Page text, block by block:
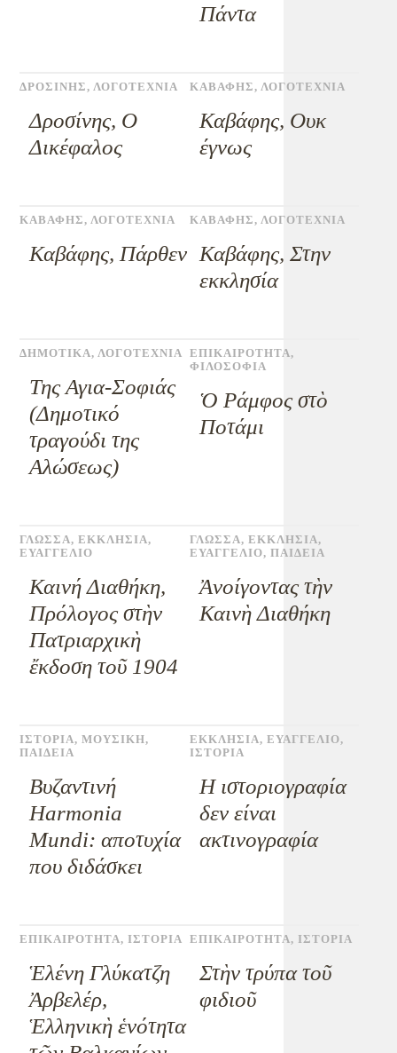
Πάντα
ΔΡΟΣΙΝΗΣ,ΛΟΓΟΤΕΧΝΙΑ
Δροσίνης, Ο
Δικέφαλος
ΚΑΒΑΦΗΣ, ΛΟΓΟΤΕΧΝΙΑ
Καβάφης, Ουκ
έγνως
ΚΑΒΑΦΗΣ,ΛΟΓΟΤΕΧΝΙΑ
Καβάφης, Πάρθεν
ΚΑΒΑΦΗΣ, ΛΟΓΟΤΕΧΝΙΑ
Καβάφης, Στην
εκκλησία
ΔΗΜΟΤΙΚΑ,ΛΟΓΟΤΕΧΝΙΑ
Της Αγια-Σοφιάς
(Δημοτικό
τραγούδι της
Αλώσεως)
ΕΠΙΚΑΙΡΟΤΗΤΑ,
ΦΙΛΟΣΟΦΙΑ
Ὁ Ράμφος στὸ
Ποτάμι
ΓΛΩΣΣΑ,ΕΚΚΛΗΣΙΑ,
ΕΥΑΓΓΕΛΙΟ
Καινή Διαθήκη,
Πρόλογος στὴν
Πατριαρχικὴ
ἔκδοση τοῦ 1904
ΓΛΩΣΣΑ, ΕΚΚΛΗΣΙΑ,
ΕΥΑΓΓΕΛΙΟ, ΠΑΙΔΕΙΑ
Ἀνοίγοντας τὴν
Καινὴ Διαθήκη
ΙΣΤΟΡΙΑ,ΜΟΥΣΙΚΗ,
ΠΑΙΔΕΙΑ
Βυζαντινή
Harmonia
Mundi: αποτυχία
που διδάσκει
ΕΚΚΛΗΣΙΑ, ΕΥΑΓΓΕΛΙΟ,
ΙΣΤΟΡΙΑ
Η ιστοριογραφία
δεν είναι
ακτινογραφία
ΕΠΙΚΑΙΡΟΤΗΤΑ, ΙΣΤΟΡΙΑ
Ἑλένη Γλύκατζη
Ἀρβελέρ,
Ἑλληνικὴ ἑνότητα
ΕΠΙΚΑΙΡΟΤΗΤΑ, ΙΣΤΟΡΙΑ
Στὴν τρύπα τοῦ
φιδιοῦ